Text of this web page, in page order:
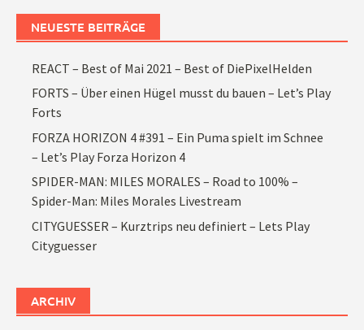
NEUESTE BEITRÄGE
REACT – Best of Mai 2021 – Best of DiePixelHelden
FORTS – Über einen Hügel musst du bauen – Let’s Play
Forts
FORZA HORIZON 4 #391 – Ein Puma spielt im Schnee
– Let’s Play Forza Horizon 4
SPIDER-MAN: MILES MORALES – Road to 100% –
Spider-Man: Miles Morales Livestream
CITYGUESSER – Kurztrips neu definiert – Lets Play
Cityguesser
ARCHIV